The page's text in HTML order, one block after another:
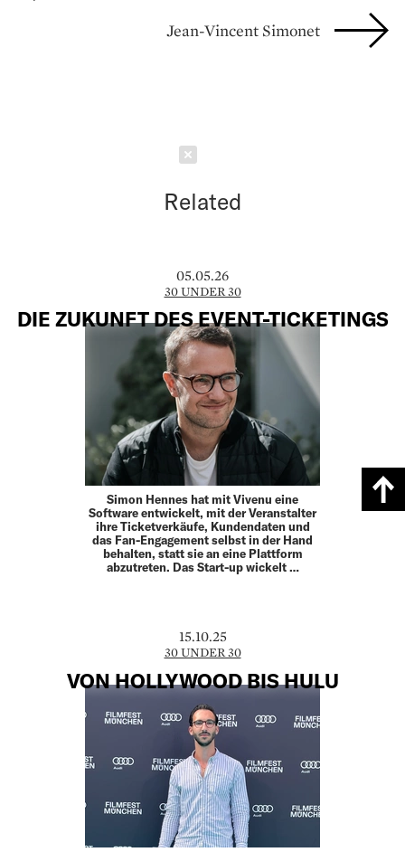
Jean-Vincent Simonet
Related
05.05.26
30 UNDER 30
DIE ZUKUNFT DES EVENT-TICKETINGS
Simon Hennes hat mit Vivenu eine
Software entwickelt, mit der Veranstalter
ihre Ticketverkäufe, Kundendaten und
das Fan-Engagement selbst in der Hand
behalten, statt sie an eine Plattform
abzutreten. Das Start-up wickelt …
15.10.25
30 UNDER 30
VON HOLLYWOOD BIS HULU